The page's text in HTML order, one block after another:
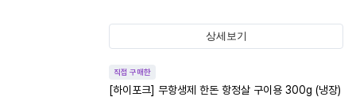
상세보기
직접 구매한
[하이포크] 무항생제 한돈 항정살 구이용 300g (냉장)